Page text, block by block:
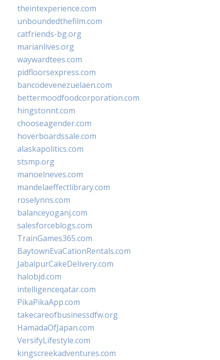
theintexperience.com
unboundedthefilm.com
catfriends-bg.org
marianlives.org
waywardtees.com
pidfloorsexpress.com
bancodevenezuelaen.com
bettermoodfoodcorporation.com
hingstonnt.com
chooseagender.com
hoverboardssale.com
alaskapolitics.com
stsmp.org
manoelneves.com
mandelaeffectlibrary.com
roselynns.com
balanceyoganj.com
salesforceblogs.com
TrainGames365.com
BaytownEvaCationRentals.com
JabalpurCakeDelivery.com
halobjd.com
intelligenceqatar.com
PikaPikaApp.com
takecareofbusinessdfw.org
HamadaOfJapan.com
VersifyLifestyle.com
kingscreekadventures.com